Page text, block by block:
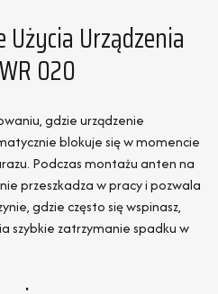
Użycia Urządzenia
020
gdzie urządzenie
blokuje się w momencie
Podczas montażu anten na
przeszkadza w pracy i pozwala
gdzie często się wspinasz,
szybkie zatrzymanie spadku w